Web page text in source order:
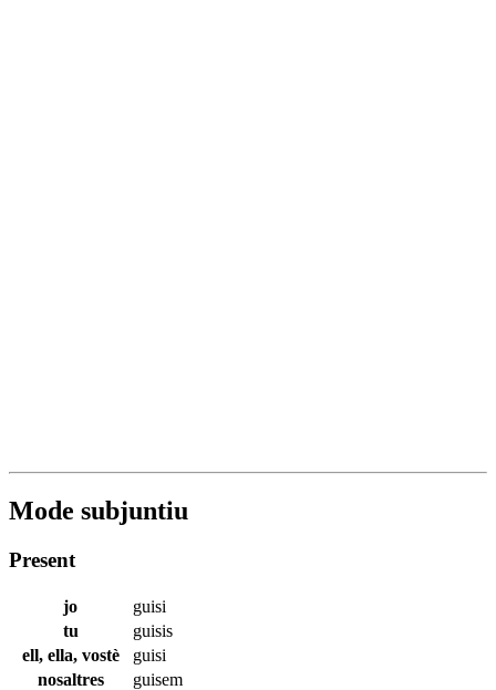
Mode subjuntiu
Present
jo
guisi
tu
guisis
ell, ella, vostè
guisi
nosaltres
guisem